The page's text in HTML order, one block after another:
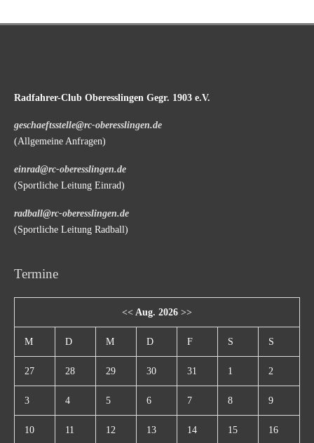
Radfahrer-Club Oberesslingen Gegr. 1903 e.V.
geschaeftsstelle@rc-oberesslingen.de
(Allgemeine Anfragen)
einrad@rc-oberesslingen.de
(Sportliche Leitung Einrad)
radball@rc-oberesslingen.de
(Sportliche Leitung Radball)
Termine
<< Aug. 2026 >>
M D M D F S S
27 28 29 30 31 1 2
3 4 5 6 7 8 9
10 11 12 13 14 15 16